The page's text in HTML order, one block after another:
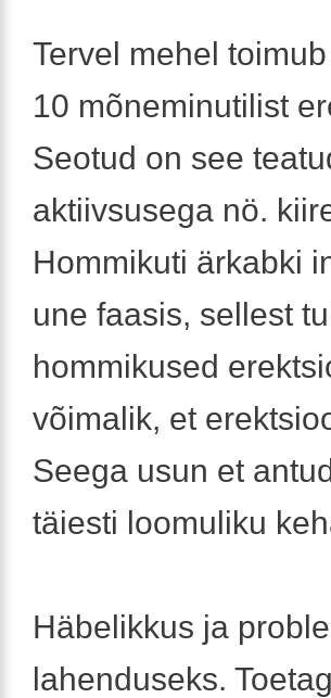
Tervel mehel
10 mõneminutilist
Seotud on see
aktiivsusega nö.
Hommikuti ärkabki
une faasis, sellest
hommikused
võimalik, et
Seega usun et
täiesti loomuliku
Häbelikkus ja
lahenduseks.